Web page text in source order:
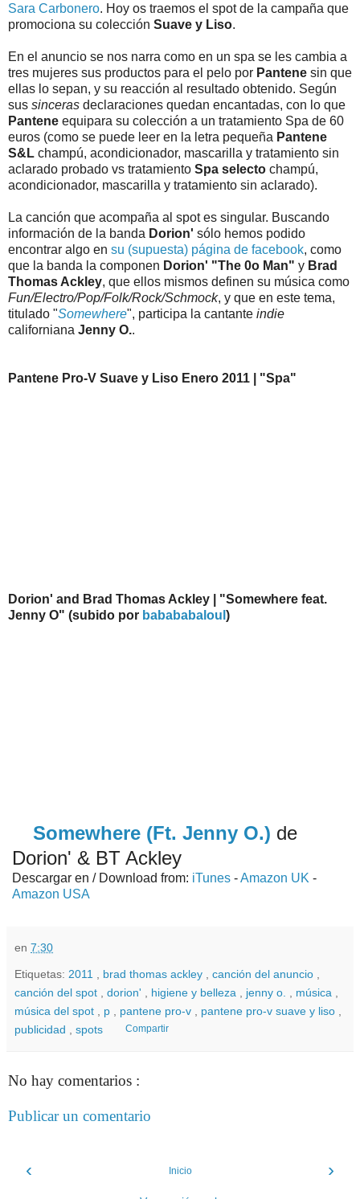
Sara Carbonero. Hoy os traemos el spot de la campaña que
promociona su colección Suave y Liso.
En el anuncio se nos narra como en un spa se les cambia a
tres mujeres sus productos para el pelo por Pantene sin que
ellas lo sepan, y su reacción al resultado obtenido. Según
sus sinceras declaraciones quedan encantadas, con lo que
Pantene equipara su colección a un tratamiento Spa de 60
euros (como se puede leer en la letra pequeña Pantene
S&L champú, acondicionador, mascarilla y tratamiento sin
aclarado probado vs tratamiento Spa selecto champú,
acondicionador, mascarilla y tratamiento sin aclarado).
La canción que acompaña al spot es singular. Buscando
información de la banda Dorion' sólo hemos podido
encontrar algo en su (supuesta) página de facebook, como
que la banda la componen Dorion' "The 0o Man" y Brad
Thomas Ackley, que ellos mismos definen su música como
Fun/Electro/Pop/Folk/Rock/Schmock, y que en este tema,
titulado "Somewhere", participa la cantante indie
californiana Jenny O..
Pantene Pro-V Suave y Liso Enero 2011 | "Spa"
Dorion' and Brad Thomas Ackley | "Somewhere feat.
Jenny O" (subido por babababaloul )
Somewhere (Ft. Jenny O.) de
Dorion' & BT Ackley
Descargar en / Download from: iTunes -Amazon UK -
Amazon USA
en 7:30
Etiquetas: 2011 brad thomas ackley canción del anuncio
canción del spot
dorion' higiene y belleza jenny o. música
música del spot
p pantene pro-v pantene pro-v suave y liso
publicidad
spots Compartir
No hay comentarios :
Publicar un comentario
‹ ›
Inicio